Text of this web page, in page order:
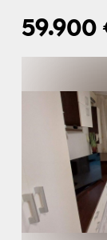
59.900